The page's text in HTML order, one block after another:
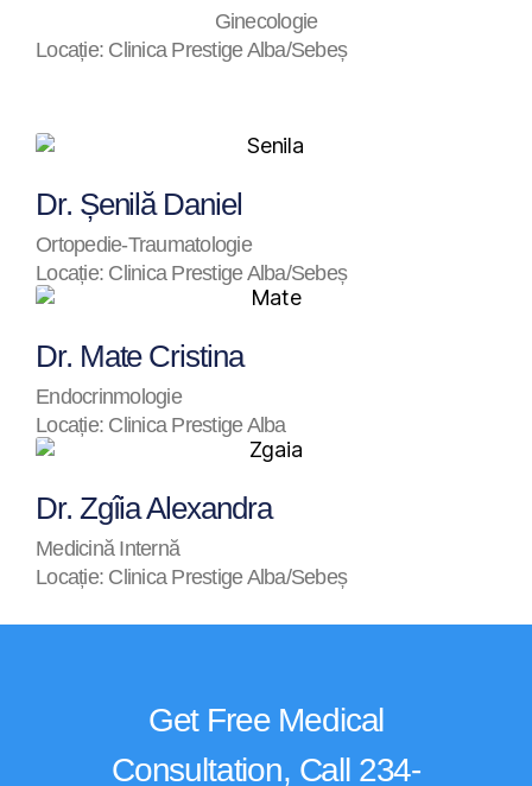
Ginecologie
Locație: Clinica Prestige Alba/Sebeș
Dr. Șenilă Daniel
Ortopedie-Traumatologie
Locație: Clinica Prestige Alba/Sebeș
Dr. Mate Cristina
Endocrinmologie
Locație: Clinica Prestige Alba
Dr. Zgîia Alexandra
Medicină Internă
Locație: Clinica Prestige Alba/Sebeș
Get Free Medical
Consultation, Call 234-